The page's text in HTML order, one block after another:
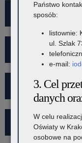
Rekrutacja
Projekt Kibicuj z
Kampania
Państwo
sposób:
listownie:
ul. Szlak
e-mail:
3. Cel
danych
W celu
Oświaty w
osobowe na